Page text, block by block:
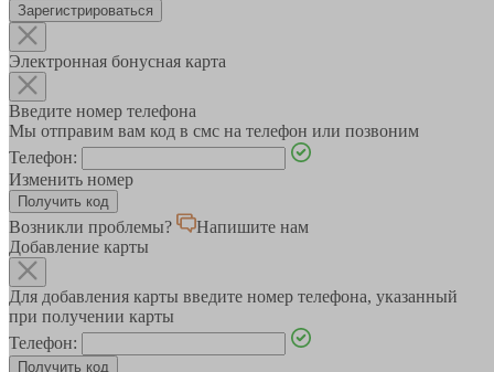
Зарегистрироваться
Электронная бонусная карта
Введите номер телефона
Мы отправим вам код в смс на телефон или позвоним
Телефон:
Изменить номер
Возникли проблемы?
Напишите нам
Добавление карты
Для добавления карты введите номер телефона, указанный
при получении карты
Телефон: